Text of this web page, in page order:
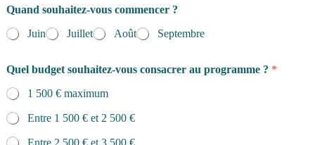
Quand souhaitez-vous commencer ?
Juin
Juillet Août Septembre
Quel budget souhaitez-vous consacrer au programme ? *
1 500 € maximum
Entre 1 500 € et 2 500 €
Entre 2 500 € et 3 500 €